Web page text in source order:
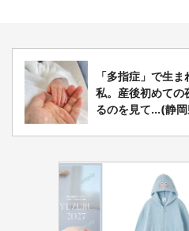
「多指症」で生
私。産後初めての
るのを見て...(静